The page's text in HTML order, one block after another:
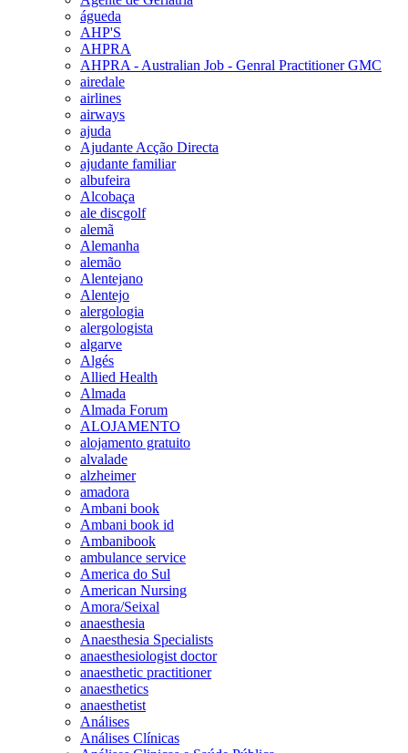
águeda
AHP'S
AHPRA
AHPRA - Australian Job - Genral Practitioner GMC
airedale
airlines
airways
ajuda
Ajudante Acção Directa
ajudante familiar
albufeira
Alcobaça
ale discgolf
alemã
Alemanha
alemão
Alentejano
Alentejo
alergologia
alergologista
algarve
Algés
Allied Health
Almada
Almada Forum
ALOJAMENTO
alojamento gratuito
alvalade
alzheimer
amadora
Ambani book
Ambani book id
Ambanibook
ambulance service
America do Sul
American Nursing
Amora/Seixal
anaesthesia
Anaesthesia Specialists
anaesthesiologist doctor
anaesthetic practitioner
anaesthetics
anaesthetist
Análises
Análises Clínicas